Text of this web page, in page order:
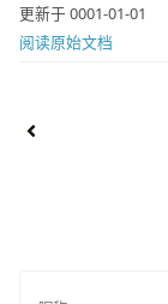
更新于 0001-01-01
阅读原始文档